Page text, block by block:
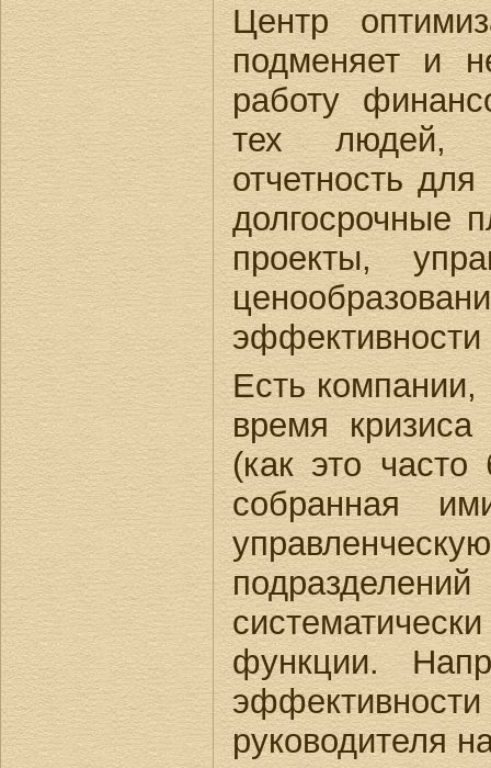
Центр
подменяет и
работу
тех людей,
отчетность
долгосрочные
проекты,
эффективности
Есть компании,
время
(как это часто
собранная
функции.
эффективности
руководителя